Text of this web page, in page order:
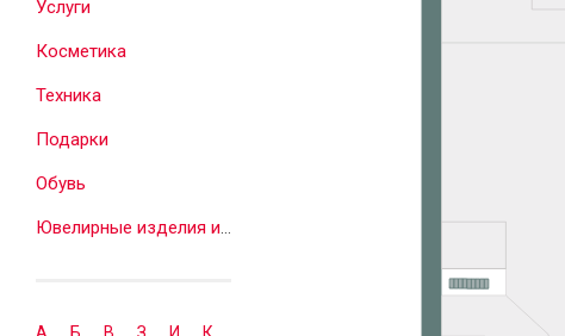
Услуги
Косметика
Техника
Подарки
Обувь